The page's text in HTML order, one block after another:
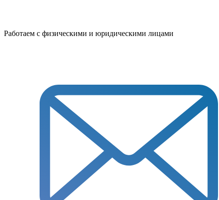
Работаем с физическими и юридическими лицами